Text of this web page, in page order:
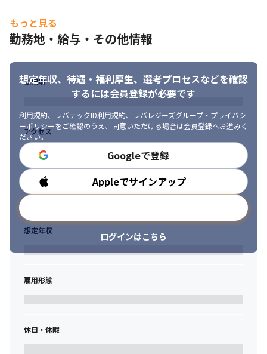
•  エンドユーザー目線でのソリューション提案経験
もっと見る
勤務地・給与・その他情報
想定年収、待遇・福利厚生、 選考プロセスなどを確認
するには会員登録が必要です
利用規約、 レバテックID利用規約、
レバレジーズグループ・プライバシ
ーポリシーをご確認のうえ、同意いただける場合は会員登録へお進みく
ださい。
Googleで登録
Appleでサインアップ
ログインはこちら
勤務地
アクセス
勤務時間
想定年収
雇用形態
休日・休暇